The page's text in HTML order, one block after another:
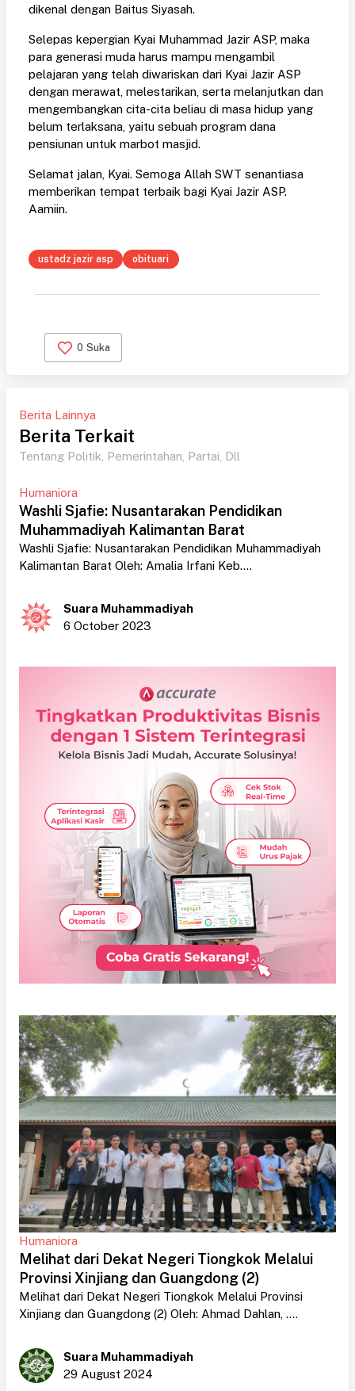
dikenal dengan Baitus Siyasah.
Selepas kepergian Kyai Muhammad Jazir ASP, maka
para generasi muda harus mampu mengambil
pelajaran yang telah diwariskan dari Kyai Jazir ASP
dengan merawat, melestarikan, serta melanjutkan dan
mengembangkan cita-cita beliau di masa hidup yang
belum terlaksana, yaitu sebuah program dana
pensiunan untuk marbot masjid.
Selamat jalan, Kyai. Semoga Allah SWT senantiasa
memberikan tempat terbaik bagi Kyai Jazir ASP.
Aamiin.
ustadz jazir asp obituari
0 Suka
Berita Lainnya
Berita Terkait
Tentang Politik, Pemerintahan, Partai, Dll
Humaniora
Washli Sjafie: Nusantarakan Pendidikan
Muhammadiyah Kalimantan Barat
Washli Sjafie: Nusantarakan Pendidikan Muhammadiyah
Kalimantan Barat Oleh: Amalia Irfani Keb....
Suara Muhammadiyah
6 October 2023
Humaniora
Melihat dari Dekat Negeri Tiongkok Melalui
Provinsi Xinjiang dan Guangdong (2)
Melihat dari Dekat Negeri Tiongkok Melalui Provinsi
Xinjiang dan Guangdong (2) Oleh: Ahmad Dahlan, ....
Suara Muhammadiyah
29 August 2024